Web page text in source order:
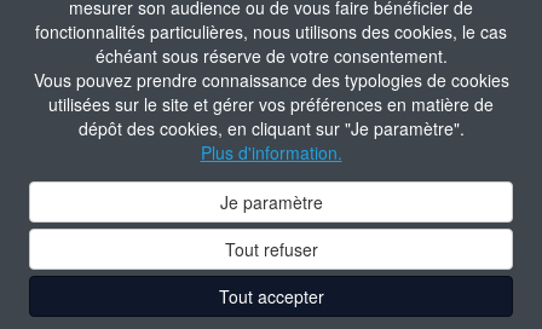
mesurer son audience ou de vous faire bénéficier de
fonctionnalités particulières, nous utilisons des cookies, le cas
échéant sous réserve de votre consentement.
Vous pouvez prendre connaissance des typologies de cookies
utilisées sur le site et gérer vos préférences en matière de
dépôt des cookies, en cliquant sur "Je paramètre".
Plus d'information.
Je paramètre
Tout refuser
Tout accepter